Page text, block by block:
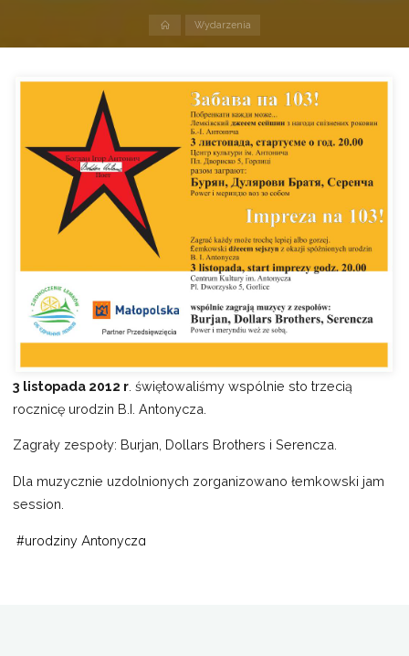
Strona
domowa
Wydarzenia
3 listopada 2012 r . świętowaliśmy wspólnie sto trzecią
rocznicę urodzin B.I. Antonycza.
Zagrały zespoły: Burjan, Dollars Brothers i Serencza.
Dla muzycznie uzdolnionych zorganizowano łemkowski jam
session.
#urodziny Antonycza